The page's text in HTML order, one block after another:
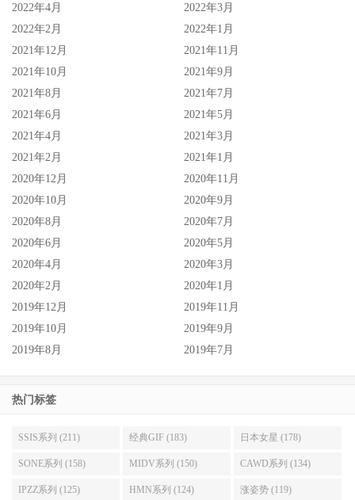
2022年4月
2022年3月
2022年2月
2022年1月
2021年12月
2021年11月
2021年10月
2021年9月
2021年8月
2021年7月
2021年6月
2021年5月
2021年4月
2021年3月
2021年2月
2021年1月
2020年12月
2020年11月
2020年10月
2020年9月
2020年8月
2020年7月
2020年6月
2020年5月
2020年4月
2020年3月
2020年2月
2020年1月
2019年12月
2019年11月
2019年10月
2019年9月
2019年8月
2019年7月
热门标签
SSIS系列 (211) 经典GIF (183) 日本女星 (178)
SONE系列 (158) MIDV系列 (150) CAWD系列 (134)
IPZZ系列 (125) HMN系列 (124) 涨姿势 (119)